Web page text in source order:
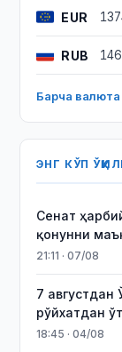
EUR
RUB
Барча
ЭНГ КЎП
Сенат
қонунни
21:11 · 07/08
7 августдан
рўйхатдан
18:45 · 04/08